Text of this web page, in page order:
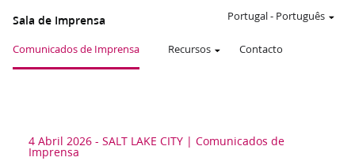
Sala de Imprensa
Comunicados de Imprensa Recursos Contacto
Portugal- Português
4 Abril 2026 - SALT LAKE CITY Comunicados de
Imprensa